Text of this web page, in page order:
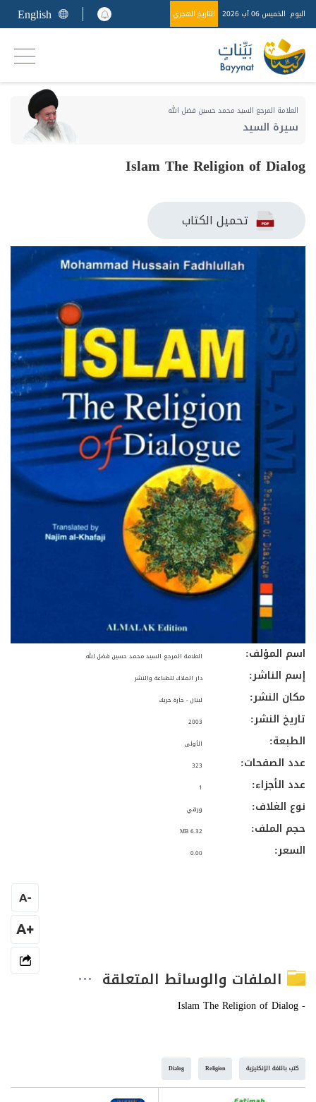
اليوم الخميس 06 آب 2026 التاريخ الهجري English
العلامة المرجع السيد محمد حسين فضل الله
سيرة السيد
Islam The Religion of Dialog
تحميل الكتاب
اسم المؤلف: العلامة المرجع السيد محمد حسين فضل الله
إسم الناشر: دار الملاك للطباعة والنشر
مكان النشر: لبنان - حارة حريك
تاريخ النشر: 2003
الطبعة: الأولى
عدد الصفحات: 323
عدد الأجزاء: 1
نوع الغلاف: ورقي
حجم الملف: 6.32 MB
السعر: 0.00
-
A
+A
الملفات والوسائط المتعلقة
كتب باللغة الإنكليزية Religion
Dialog